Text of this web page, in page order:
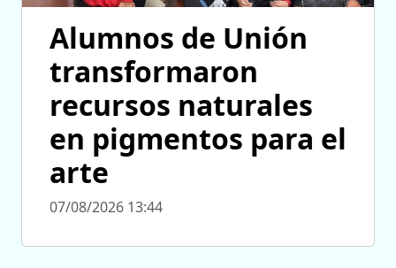
Alumnos de Unión
transformaron
recursos naturales
en pigmentos para el
arte
07/08/2026 13:44